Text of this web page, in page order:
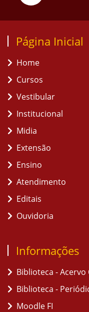
Página Inicial
Home
Cursos
Vestibular
Institucional
Midia
Extensão
Ensino
Atendimento
Editais
Ouvidoria
Informações
Biblioteca - Acervo
Biblioteca -
Moodle FI